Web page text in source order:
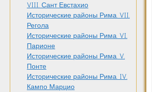
VIII. Сант Евстахио
Исторические районы Рима. VII.
Регола
Исторические районы Рима. VI.
Парионе
Исторические районы Рима. V.
Понте
Исторические районы Рима. IV.
Кампо Марцио